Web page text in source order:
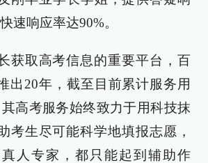
速响应率达90%。
获取高考信息的重要平台，百
出20年，截至目前累计服务用
高考服务始终致力于用科技抹
考生尽可能科学地填报志愿，
人专家，都只能起到辅助作